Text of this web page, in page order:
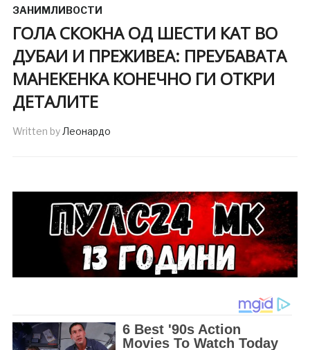
ЗАНИМЛИВОСТИ
ГОЛА СКОКНА ОД ШЕСТИ КАТ ВО
ДУБАИ И ПРЕЖИВЕА: ПРЕУБАВАТА
МАНЕКЕНКА КОНЕЧНО ГИ ОТКРИ
ДЕТАЛИТЕ
Written byЛеонардо